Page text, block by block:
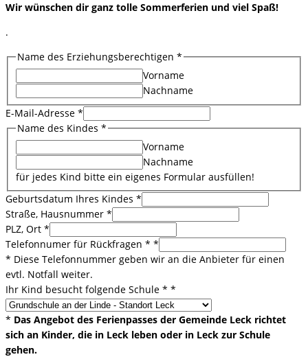
Wir wünschen dir ganz tolle Sommerferien und viel Spaß!
.
Name des Erziehungsberechtigen *
Vorname
Nachname
E-Mail-Adresse *
Name des Kindes *
Vorname
Nachname
für jedes Kind bitte ein eigenes Formular ausfüllen!
Geburtsdatum Ihres Kindes *
Straße, Hausnummer *
PLZ, Ort *
Telefonnumer für Rückfragen * *
* Diese Telefonnummer geben wir an die Anbieter für einen
evtl. Notfall weiter.
Ihr Kind besucht folgende Schule * *
* Das Angebot des Ferienpasses der Gemeinde Leck richtet
sich an Kinder, die in Leck leben oder in Leck zur Schule
gehen.